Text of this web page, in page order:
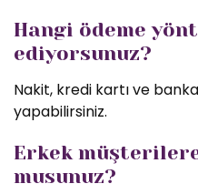
Hangi ödeme
ediyorsunuz?
Nakit, kredi kartı ve
yapabilirsiniz.
Erkek
musunuz?